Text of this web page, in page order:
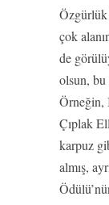
Özgürlük
çok
de
olsun, bu
Örneğin,
Çıplak
karpuz
almış,